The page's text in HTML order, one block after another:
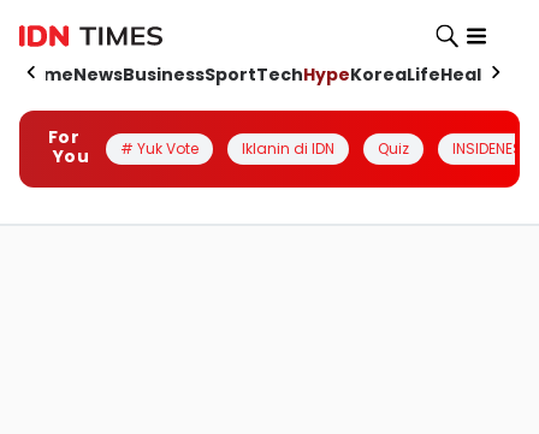
HomeNewsBusinessSportTechHypeKoreaLifeHealth
For
You
# Yuk Vote Iklanin di IDN Quiz INSIDENESIA